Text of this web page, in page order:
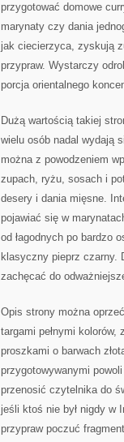
przygotować domowe
marynaty czy dania
jak ciecierzyca, zyskują
przypraw. Wystarczy
porcja orientalnego
Dużą wartością takiej
wielu osób nadal wydają
można z powodzeniem
zupach, ryżu, sosach i
desery i dania mięsne.
pojawiać się w
od łagodnych po bardzo
klasyczny pieprz czarny.
zachęcać do
Opis strony można
targami pełnymi
proszkami o barwach
przygotowywanymi
przenosić czytelnika do
jeśli ktoś nie był nigdy w
przypraw poczuć